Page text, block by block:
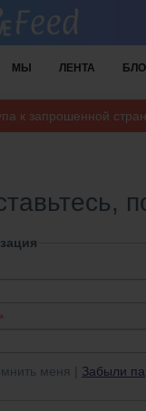
МЫ ЛЕНТА
к запрошенной
меня Забыли